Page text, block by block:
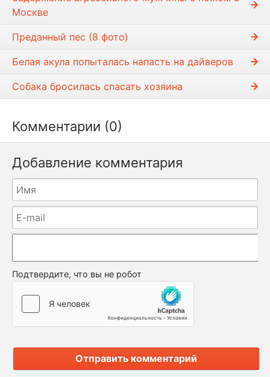
Москве
Преданный пес (8 фото)
Белая акула попыталась напасть на дайверов
Собака бросилась спасать хозяина
Комментарии (0)
Добавление комментария
Подтвердите, что вы не робот
Отправить комментарий